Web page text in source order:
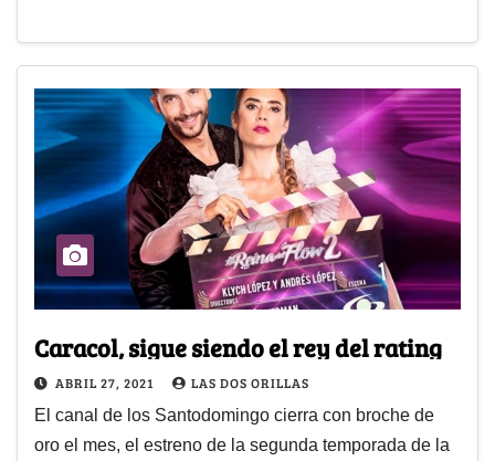
Caracol, sigue siendo el rey del rating
ABRIL 27, 2021 LAS DOS ORILLAS
El canal de los Santodomingo cierra con broche de
oro el mes, el estreno de la segunda temporada de la